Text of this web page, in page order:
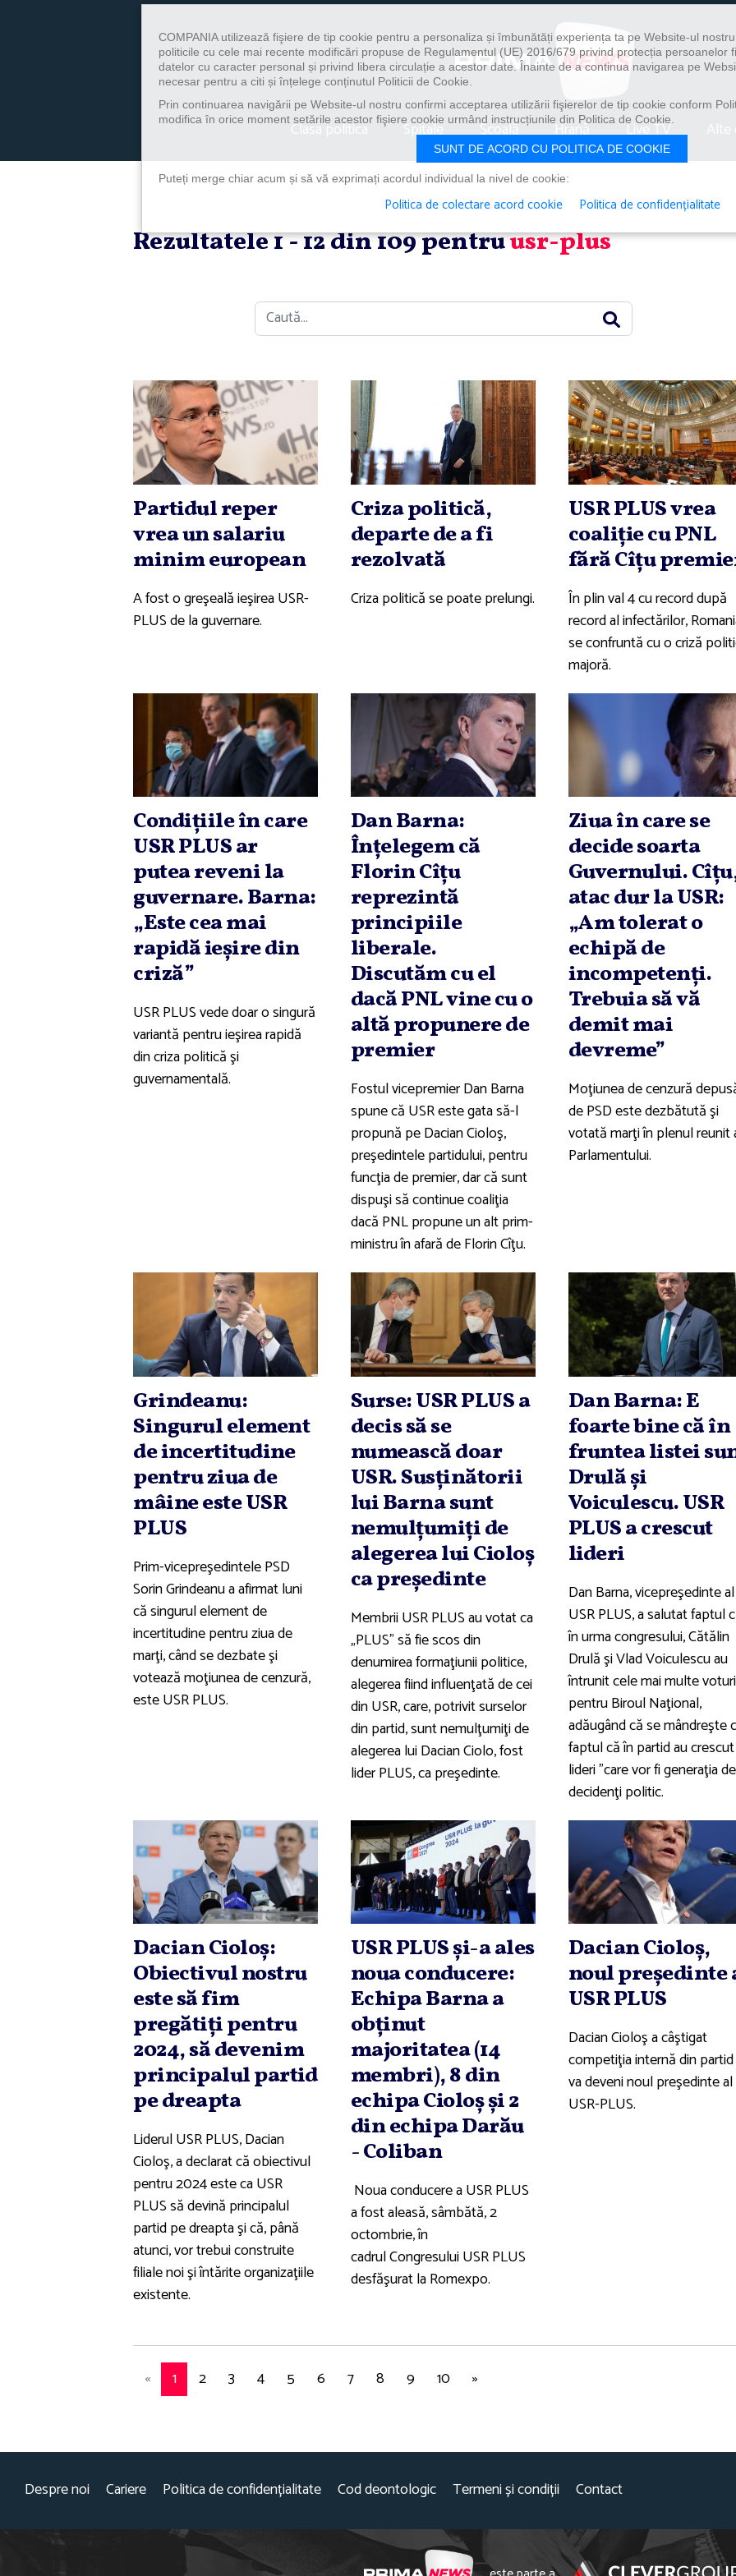
Clasa politica Spitale Școală Hrană Live TV
Rezultatele 1 - 12 din 109 pentruusr-plus
Caută
Partidul reper
vrea un salariu
minim european
A fost o greşeală ieşirea USR-
PLUS de la guvernare.
Criza politică,
departe de a fi
rezolvată
Criza politică se poate prelungi.
USR PLUS vrea
coaliţie cu PNL
fără Cîţu
În plin val 4 cu record după
record al infectărilor,
se confruntă cu o criză
majoră.
Condiţiile în care
USR PLUS ar
putea reveni la
guvernare. Barna:
„Este cea mai
rapidă ieşire din
criză”
USR PLUS vede doar o singură
variantă pentru ieşirea rapidă
din criza politică şi
guvernamentală.
Dan Barna:
Înţelegem că
Florin Cîţu
reprezintă
principiile
liberale.
Discutăm cu el
dacă PNL vine cu o
altă propunere de
premier
Fostul vicepremier Dan Barna
spune că USR este gata să-l
propună pe Dacian Cioloş,
preşedintele partidului, pentru
funcţia de premier, dar că sunt
dispuşi să continue coaliţia
dacă PNL propune un alt prim-
ministru în afară de Florin Cîţu.
Ziua în care se
decide soarta
Guvernului.
atac dur la USR:
„Am tolerat o
echipă de
incompetenţi.
Trebuia să vă
demit mai
devreme”
Moţiunea de cenzură
de PSD este dezbătută şi
votată marţi în plenul reunit
Parlamentului.
Grindeanu:
Singurul element
de incertitudine
pentru ziua de
mâine este USR
PLUS
Prim-vicepreşedintele PSD
Sorin Grindeanu a afirmat luni
că singurul element de
incertitudine pentru ziua de
marţi, când se dezbate şi
votează moţiunea de cenzură,
este USR PLUS.
Surse: USR PLUS a
decis să se
numească doar
USR. Susţinătorii
lui Barna sunt
nemulţumiţi de
alegerea lui Cioloş
ca preşedinte
Membrii USR PLUS au votat ca
„PLUS” să fie scos din
denumirea formaţiunii politice,
alegerea fiind influenţată de cei
din USR, care, potrivit surselor
din partid, sunt nemulţumiţi de
alegerea lui Dacian Ciolo, fost
lider PLUS, ca preşedinte.
Dan Barna: E
foarte bine că în
fruntea listei
Drulă şi
Voiculescu. USR
PLUS a crescut
lideri
Dan Barna, vicepreşedinte al
USR PLUS, a salutat faptul
în urma congresului, Cătălin
Drulă şi Vlad Voiculescu au
întrunit cele mai multe voturi
pentru Biroul Naţional,
adăugând că se mândreşte
faptul că în partid au crescut
lideri "care vor fi generaţia de
decidenţi politic.
Dacian Cioloş:
Obiectivul nostru
este să fim
pregătiţi pentru
2024, să devenim
principalul partid
pe dreapta
Liderul USR PLUS, Dacian
Cioloş, a declarat că obiectivul
pentru 2024 este ca USR
PLUS să devină principalul
partid pe dreapta şi că, până
atunci, vor trebui construite
filiale noi şi întărite organizaţiile
existente.
USR PLUS şi-a ales
noua conducere:
Echipa Barna a
obţinut
majoritatea (14
membri), 8 din
echipa Cioloş şi 2
din echipa Darău
- Coliban
Noua conducere a USR PLUS
a fost aleasă, sâmbătă, 2
octombrie, în
cadrul Congresului USR PLUS
desfăşurat la Romexpo.
Dacian Cioloş,
noul preşedinte
USR PLUS
Dacian Cioloş a câştigat
competiţia internă din
va deveni noul preşedinte al
USR-PLUS.
« 1 2 3 4 5 6 7 8 9 10 »
Despre noi Cariere Politica de confidențialitate Cod deontologic Termeni și condiții Contact
COMPANIA utilizează fişiere de tip cookie pentru a personaliza și îmbunătăți experiența ta pe Website-ul
politicile cu cele mai recente modificări propuse de Regulamentul (UE) 2016/679 privind protecția persoanelor
datelor cu caracter personal și privind libera circulație a acestor date. Înainte de a continua navigarea pe
necesar pentru a citi și înțelege conținutul Politicii de Cookie.
Prin continuarea navigării pe Website-ul nostru confirmi acceptarea utilizării fişierelor de tip cookie conform
modifica în orice moment setările acestor fişiere cookie urmând instrucțiunile din Politica de Cookie.
SUNT DE ACORD CU POLITICA DE COOKIE
Puteți merge chiar acum și să vă exprimați acordul individual la nivel de cookie:
Politica de colectare acord cookie Politica de confidențialitate